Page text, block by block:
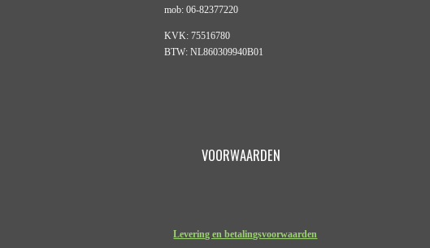
mob: 06-82377220
KVK: 75516780
BTW: NL860309940B01
VOORWAARDEN
Levering en betalingsvoorwaarden